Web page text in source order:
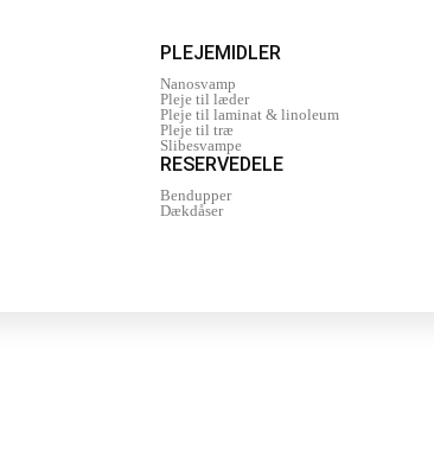
PLEJEMIDLER
Nanosvamp
Pleje til læder
Pleje til laminat & linoleum
Pleje til træ
Slibesvampe
RESERVEDELE
Bendupper
Dækdåser